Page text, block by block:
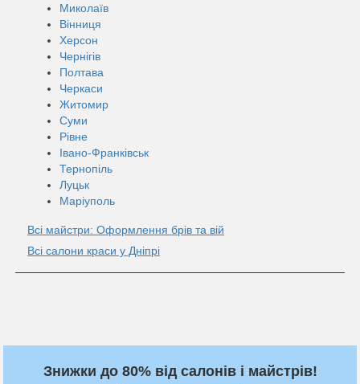
Миколаїв
Вінниця
Херсон
Чернігів
Полтава
Черкаси
Житомир
Суми
Рівне
Івано-Франківськ
Тернопіль
Луцьк
Маріуполь
Всі майстри: Оформлення брів та вій
Всі салони краси у Дніпрі
Знижки до 80% від салонів і майстрів!